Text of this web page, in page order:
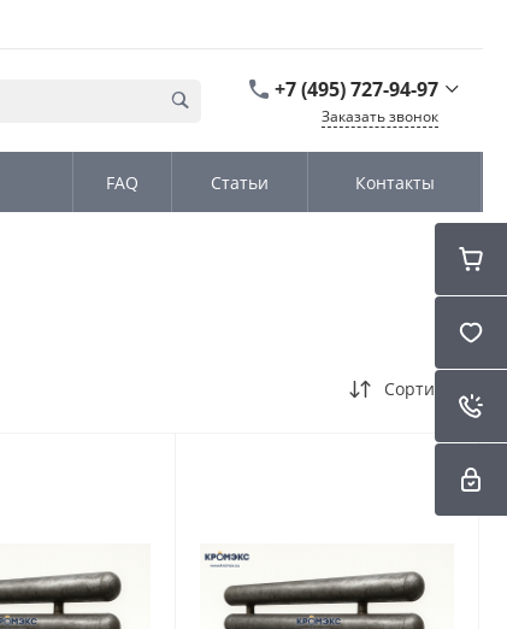
+7 (495) 727-94-97
Заказать звонок
FAQ Статьи Контакты
Сортировка